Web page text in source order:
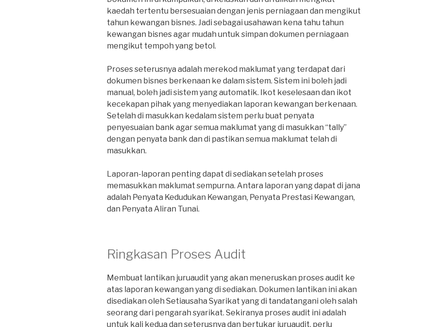
kaedah tertentu bersesuaian dengan jenis perniagaan dan mengikut
tahun kewangan bisnes. Jadi sebagai usahawan kena tahu tahun
kewangan bisnes agar mudah untuk simpan dokumen perniagaan
mengikut tempoh yang betol.
Proses seterusnya adalah merekod maklumat yang terdapat dari
dokumen bisnes berkenaan ke dalam sistem. Sistem ini boleh jadi
manual, boleh jadi sistem yang automatik. Ikot keselesaan dan ikot
kecekapan pihak yang menyediakan laporan kewangan berkenaan.
Setelah di masukkan kedalam sistem perlu buat penyata
penyesuaian bank agar semua maklumat yang di masukkan “tally”
dengan penyata bank dan di pastikan semua maklumat telah di
masukkan.
Laporan-laporan penting dapat di sediakan setelah proses
memasukkan maklumat sempurna. Antara laporan yang dapat di jana
adalah Penyata Kedudukan Kewangan, Penyata Prestasi Kewangan,
dan Penyata Aliran Tunai.
Ringkasan Proses Audit
Membuat lantikan juruaudit yang akan meneruskan proses audit ke
atas laporan kewangan yang di sediakan. Dokumen lantikan ini akan
disediakan oleh Setiausaha Syarikat yang di tandatangani oleh salah
seorang dari pengarah syarikat. Sekiranya proses audit ini adalah
untuk kali kedua dan seterusnya dan bertukar juruaudit, perlu